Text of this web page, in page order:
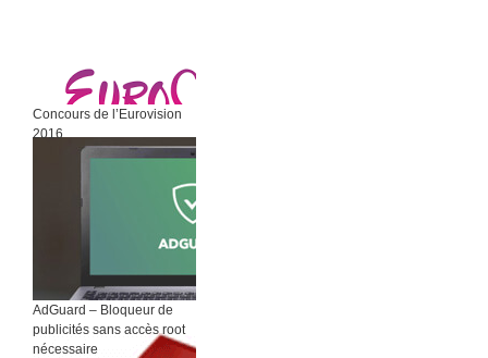
Concours de l’Eurovision
2016
AdGuard – Bloqueur de
publicités sans accès root
nécessaire